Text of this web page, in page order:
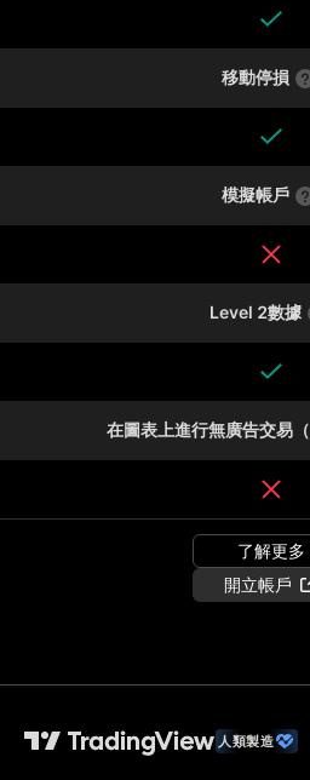
移動停損
模擬帳戶
Level 2數據
在圖表上進行無廣告交易
了解更多
開立帳戶
人類製造